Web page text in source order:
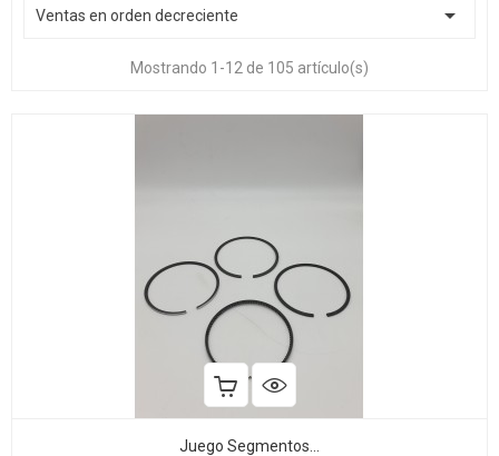
Ventas en orden decreciente 
Mostrando 1-12 de 105 artículo(s)
Juego Segmentos...